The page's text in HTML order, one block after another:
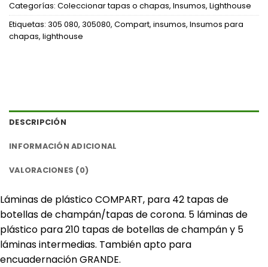
Categorías: Coleccionar tapas o chapas, Insumos, Lighthouse
Etiquetas: 305 080, 305080, Compart, insumos, Insumos para
chapas, lighthouse
DESCRIPCIÓN
INFORMACIÓN ADICIONAL
VALORACIONES (0)
Láminas de plástico COMPART, para 42 tapas de
botellas de champán/tapas de corona. 5 láminas de
plástico para 210 tapas de botellas de champán y 5
láminas intermedias. También apto para
encuadernación GRANDE.